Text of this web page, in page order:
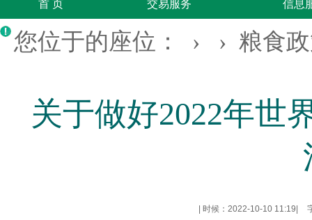
首 页 交易服务 信息
您位于的座位： › › 粮食
关于做好2022年世
时候：2022-10-10 11:19